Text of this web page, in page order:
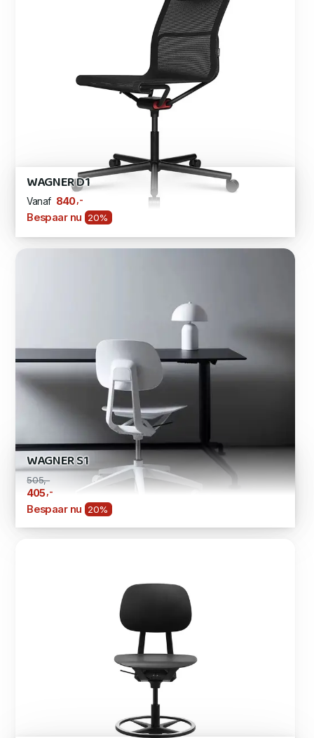
WAGNER D1
Vanaf 840,-
Bespaar nu 20%
WAGNER S1
505,-
405,-
Bespaar nu 20%